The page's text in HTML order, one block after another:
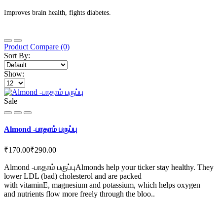
Improves brain health, fights diabetes.
Product Compare (0)
Sort By:
Show:
Sale
Almond -பாதாம் பருப்பு
₹170.00₹290.00
Almond -பாதாம் பருப்புAlmonds help your ticker stay healthy. They
lower LDL (bad) cholesterol and are packed
with vitaminE, magnesium and potassium, which helps oxygen
and nutrients flow more freely through the bloo..